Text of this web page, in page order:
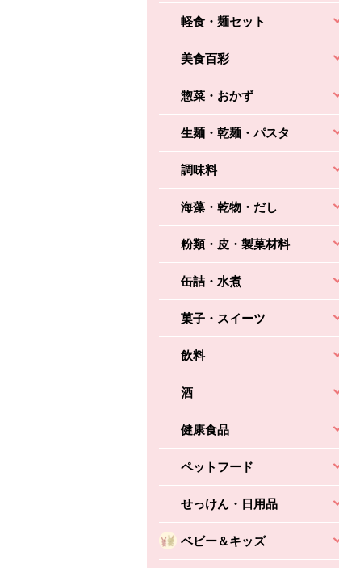
軽食・麺セット
美食百彩
惣菜・おかず
生麺・乾麺・パスタ
調味料
海藻・乾物・だし
粉類・皮・製菓材料
缶詰・水煮
菓子・スイーツ
飲料
酒
健康食品
ペットフード
せっけん・日用品
ベビー＆キッズ